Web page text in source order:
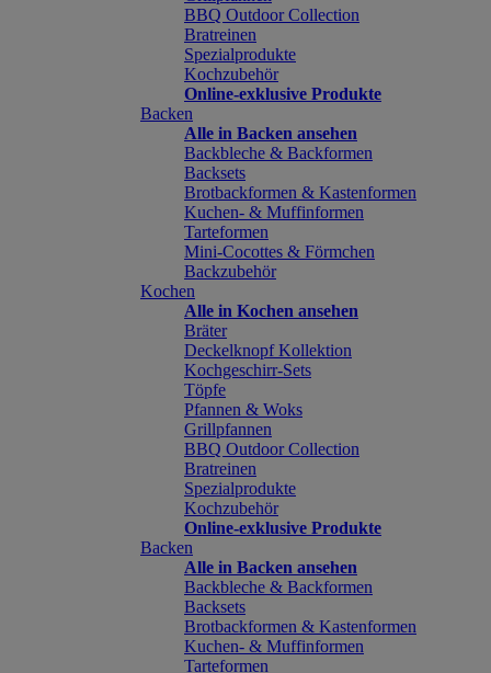
BBQ Outdoor Collection
Bratreinen
Spezialprodukte
Kochzubehör
Online-exklusive Produkte
Backen
Alle in Backen ansehen
Backbleche & Backformen
Backsets
Brotbackformen & Kastenformen
Kuchen- & Muffinformen
Tarteformen
Mini-Cocottes & Förmchen
Backzubehör
Kochen
Alle in Kochen ansehen
Bräter
Deckelknopf Kollektion
Kochgeschirr-Sets
Töpfe
Pfannen & Woks
Grillpfannen
BBQ Outdoor Collection
Bratreinen
Spezialprodukte
Kochzubehör
Online-exklusive Produkte
Backen
Alle in Backen ansehen
Backbleche & Backformen
Backsets
Brotbackformen & Kastenformen
Kuchen- & Muffinformen
Tarteformen